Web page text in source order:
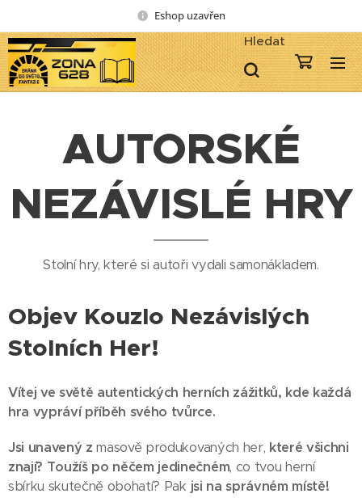
Eshop uzavřen
Hledat
AUTORSKÉ
NEZÁVISLÉ HRY
Stolní hry, které si autoři vydali samonákladem.
Objev Kouzlo Nezávislých
Stolních Her! 🎲
Vítej ve světě autentických herních zážitků, kde každá
hra vypráví příběh svého tvůrce.
Jsi unavený z masově produkovaných her, které všichni
znají? Toužíš po něčem jedinečném, co tvou herní
sbírku skutečně obohatí? Pak jsi na správném místě!